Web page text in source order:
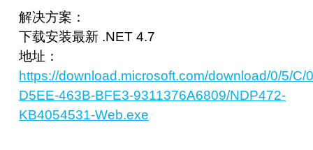
解决方案：
下载安装最新 .NET 4.7
地址：
https://download.microsoft.com/download/0/5/C/
D5EE-463B-BFE3-9311376A6809/NDP472-
KB4054531-Web.exe